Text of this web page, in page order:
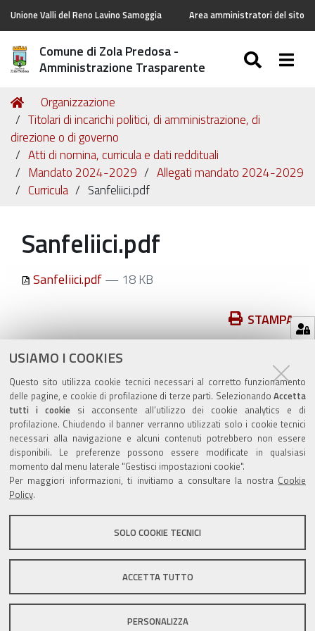
USIAMO I COOKIES
Questo sito utilizza cookie tecnici necessari al corretto funzionamento
delle pagine, e cookie di profilazione di terze parti. Selezionando Accetta
tutti i cookiesi acconsente all’utilizzo dei cookie analytics e di
profilazione. Chiudendo il banner verranno utilizzati solo i cookie tecnici
necessari alla navigazione e alcuni contenuti potrebbero non essere
disponibili. Le preferenze possono essere modificate in qualsiasi
momento dal menu laterale "Gestisci impostazioni cookie".
Per maggiori informazioni, ti invitiamo a consultare la nostra Cookie
Policy.
SOLO COOKIE TECNICI
ACCETTA TUTTO
PERSONALIZZA
Unione Valli del Reno Lavino Samoggia Area amministratori del sito
Comune di Zola Predosa -
Amministrazione Trasparente
Tu
sei
qui:
Home
Organizzazione
Titolari di incarichi politici, di amministrazione, di
direzione o di governo
Atti di nomina, curricula e dati reddituali
Mandato 2024-2029
Allegati mandato 2024-2029
Curricula
Sanfeliici.pdf
Sanfeliici.pdf
Sanfeliici.pdf— 18 KB
sul
documento
STAMPA
ultima modifica
Valuta questo sito
Sito istituzionale Comune di Zola Predosa
Privacy policy|DPO|Accessibilità